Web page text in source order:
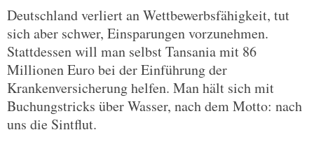
Deutschland verliert an Wettbewerbsfähigkeit, tut
sich aber schwer, Einsparungen vorzunehmen.
Stattdessen will man selbst Tansania mit 86
Millionen Euro bei der Einführung der
Krankenversicherung helfen. Man hält sich mit
Buchungstricks über Wasser, nach dem Motto: nach
uns die Sintflut.